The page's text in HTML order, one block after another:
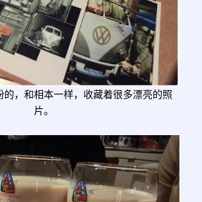
，和相本一样，收藏着很多漂亮的照
片。